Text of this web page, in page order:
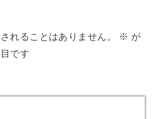
れることはありません。 ※ が
です